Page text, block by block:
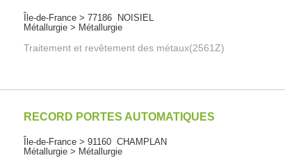
Île-de-France > 77186 NOISIEL
Métallurgie > Métallurgie
Traitement et revêtement des métaux(2561Z)
RECORD PORTES AUTOMATIQUES
Île-de-France > 91160 CHAMPLAN
Métallurgie > Métallurgie